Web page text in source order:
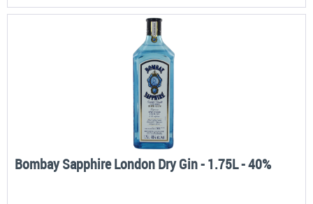
Bombay Sapphire London Dry Gin - 1.75L - 40%